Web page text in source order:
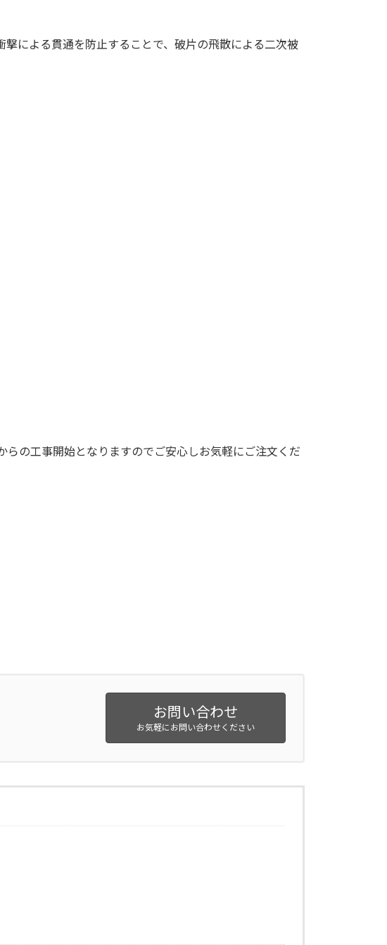
による貫通を防止することで、破片の飛散による二次被
の工事開始となりますのでご安心しお気軽にご注文くだ
お問い合わせ
お気軽にお問い合わせください